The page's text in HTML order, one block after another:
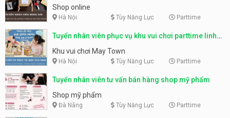
Shop online
Hà Nội Tùy Năng Lực Parttime
Tuyển nhân viên phục vụ khu vui chơi parttime linh
động
Khu vui chơi May Town
Hà Nội Tùy Năng Lực Parttime
Tuyển nhân viên tư vấn bán hàng shop mỹ phẩm
Shop mỹ phẩm
Đà Nẵng Tùy Năng Lực Parttime